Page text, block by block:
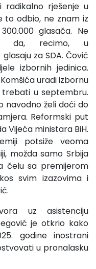
radikalno rješenje u
to odbio, ne znam iz
glasača. Ne
da, recimo, u
za SDA. Čović
izbornih jedinica.
uradi izbornu
u septembru.
navodno želi doći do
Reformski put
Vijeća ministara BiH.
potsiže veoma
možda samo Srbija
čelu sa premijerom
svim izazovima i
uz asistenciju
je otkrio kako
godine inostrani
u pronalasku